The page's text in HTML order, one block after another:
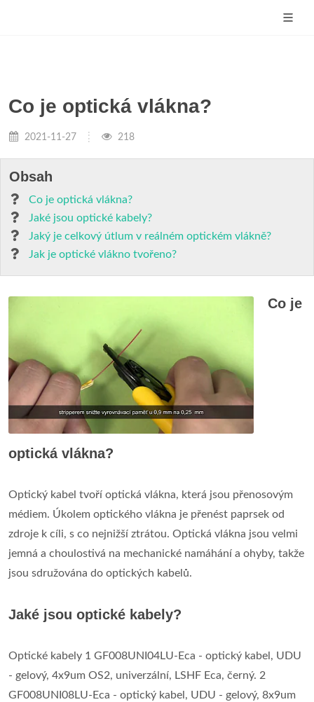
Co je optická vlákna?
2021-11-27 218
Obsah
Co je optická vlákna?
Jaké jsou optické kabely?
Jaký je celkový útlum v reálném optickém vlákně?
Jak je optické vlákno tvořeno?
Co je
optická vlákna?
Optický kabel tvoří optická vlákna, která jsou přenosovým
médiem. Úkolem optického vlákna je přenést paprsek od
zdroje k cíli, s co nejnižší ztrátou. Optická vlákna jsou velmi
jemná a choulostivá na mechanické namáhání a ohyby, takže
jsou sdružována do optických kabelů.
Jaké jsou optické kabely?
Optické kabely 1 GF008UNI04LU-Eca - optický kabel, UDU
- gelový, 4x9um OS2, univerzální, LSHF Eca, černý. 2
GF008UNI08LU-Eca - optický kabel, UDU - gelový, 8x9um